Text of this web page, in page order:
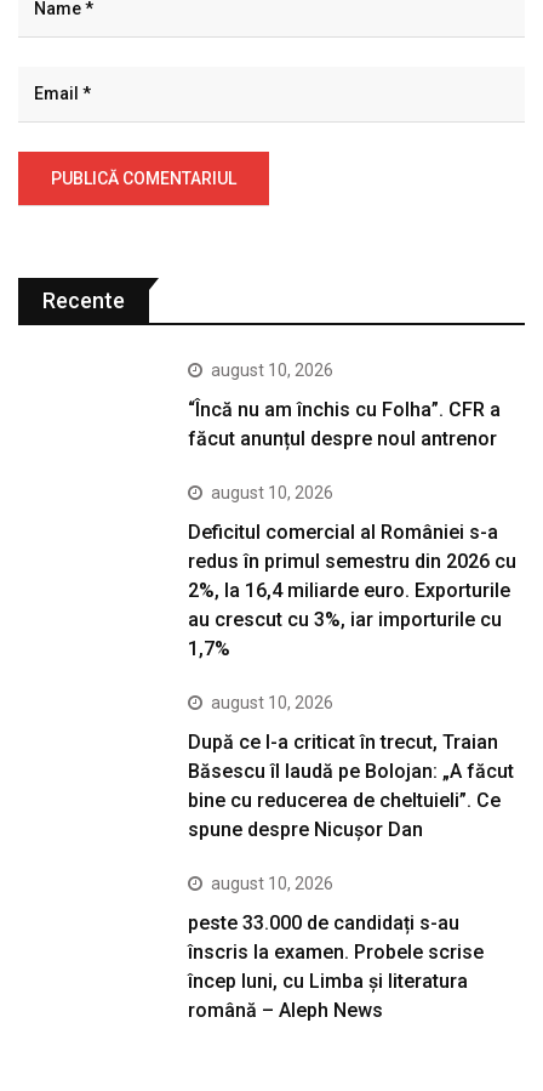
Recente
august 10, 2026
“Încă nu am închis cu Folha”. CFR a
făcut anunțul despre noul antrenor
august 10, 2026
Deficitul comercial al României s-a
redus în primul semestru din 2026 cu
2%, la 16,4 miliarde euro. Exporturile
au crescut cu 3%, iar importurile cu
1,7%
august 10, 2026
După ce l-a criticat în trecut, Traian
Băsescu îl laudă pe Bolojan: „A făcut
bine cu reducerea de cheltuieli”. Ce
spune despre Nicușor Dan
august 10, 2026
peste 33.000 de candidați s-au
înscris la examen. Probele scrise
încep luni, cu Limba și literatura
română – Aleph News